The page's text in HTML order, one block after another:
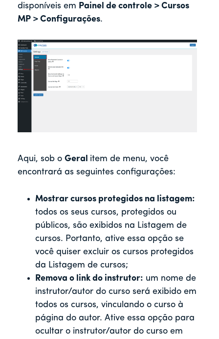
disponíveis em Painel de controle > Cursos
MP > Configurações.
Aqui, sob o Geral item de menu, você
encontrará as seguintes configurações:
Mostrar cursos protegidos na listagem:
todos os seus cursos, protegidos ou
públicos, são exibidos na Listagem de
cursos. Portanto, ative essa opção se
você quiser excluir os cursos protegidos
da Listagem de cursos;
Remova o link do instrutor: um nome de
instrutor/autor do curso será exibido em
todos os cursos, vinculando o curso à
página do autor. Ative essa opção para
ocultar o instrutor/autor do curso em